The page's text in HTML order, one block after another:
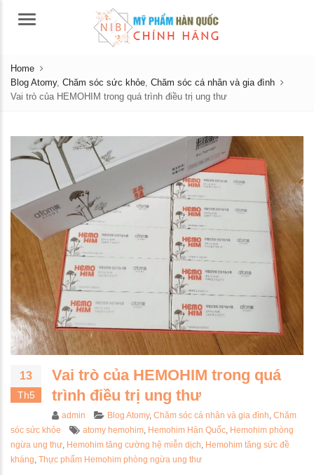
Menu
Home
Blog Atomy, Chăm sóc sức khỏe, Chăm sóc cá nhân và gia đình
Vai trò của HEMOHIM trong quá trình điều trị ung thư
13
Th5
Vai trò của HEMOHIM trong quá
trình điều trị ung thư
Author
admin Categories
Blog Atomy, Chăm sóc cá nhân và gia đình Chăm
sóc sức khỏe
Tags
atomy hemohim Hemohim Hàn Quốc Hemohim phòng
ngừa ung thư Hemohim tăng cường hệ miễn dịch Hemohim tăng sức đề
kháng Thực phẩm Hemohim phòng ngừa ung thư
chăm sóc da nám
bị khô vào mùa Đông
2024
do tại sao bạn cần thêm
3 trong chế độ dinh
2024
4 CÁCH DÙNG KEM CHỐNG
Bàn Chải Xỉa Kẽ
Atomy Brush
09/12/2023
TOP #7 thực phẩm
05/12/2023
Loại trà người Việt